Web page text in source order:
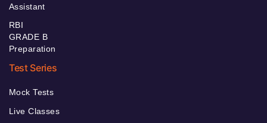
Assistant
RBI
GRADE B
Preparation
Test Series
Mock Tests
Live Classes